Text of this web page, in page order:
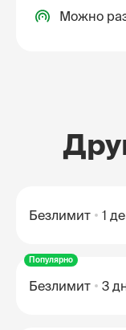
Можно
Безлимит 1
Популярно
Безлимит 3